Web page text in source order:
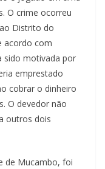
O crime ocorreu
Distrito do
acordo com
sido motivada por
emprestado
cobrar o dinheiro
O devedor não
outros dois
de Mucambo, foi